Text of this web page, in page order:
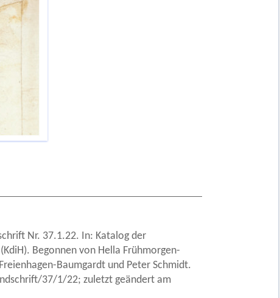
Nr. 37.1.22. In: Katalog der
Begonnen von Hella Frühmorgen-
Baumgardt und Peter Schmidt.
37/1/22; zuletzt geändert am